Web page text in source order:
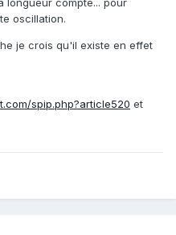
longueur compte... pour
oscillation.
je crois qu'il existe en effet
spip.php?article520 et